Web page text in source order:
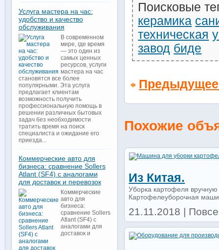
Поисковые
керамика
техническая
завод биде
Похожие
Из Китая.
Уборка картофеля
Картофелеуборочная
21.11.2018 |
Услуга мастера на час:
удобство и качество
обслуживания
В современном
мире, где время
— это один из
самых ценных
ресурсов, услуги
мастера на час
становятся все более
популярными. Эта услуга
предлагает клиентам
возможность получить
профессиональную помощь в
решении различных бытовых
задач без необходимости
тратить время на поиск
специалиста и ожидание его
приезда...
Коммерческие авто для
бизнеса: сравнение Sollers
Atlant (SF4) с аналогами
для доставок и перевозок
Коммерческие
авто для
бизнеса:
сравнение Sollers
Atlant (SF4) с
аналогами для
доставок и